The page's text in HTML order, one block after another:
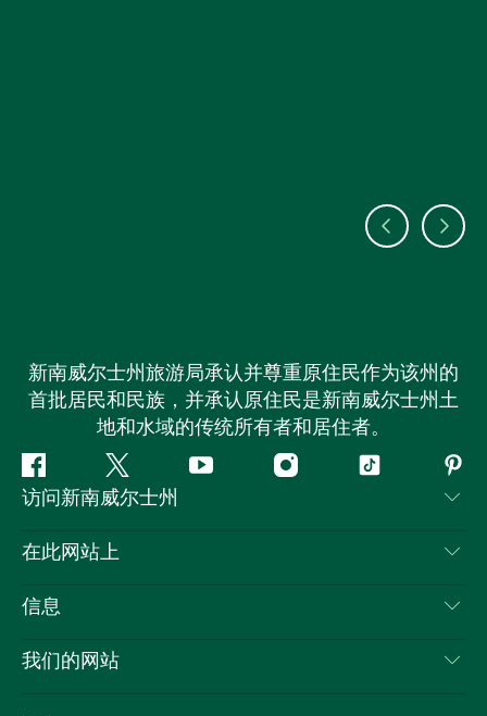
新南威尔士州旅游局承认并尊重原住民作为该州的
首批居民和民族，并承认原住民是新南威尔士州土
地和水域的传统所有者和居住者。
Facebook 叽
叽
喳
YouTube Instagram抖
访问新南威尔士州
联系我们
隐私
Cookie 通知
在此网站上
目的地
新南威尔士州公路旅行
信息
旅行信息
我们的网站